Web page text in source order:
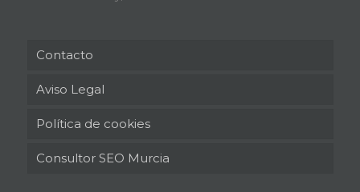
Contacto
Aviso Legal
Política de cookies
Consultor SEO Murcia